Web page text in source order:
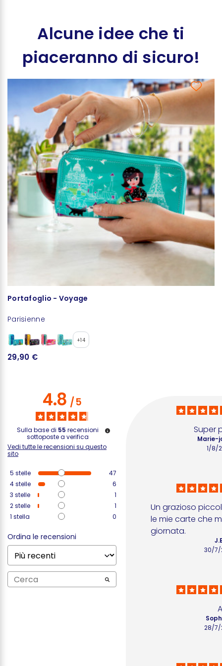
Alcune idee che ti
piaceranno di sicuro!
Portafoglio - Voyage
Parisienne
+14
29,90 €
4.8/5
Sulla base di 55 recensioni
sottoposte a verifica
Vedi tutte le recensioni su questo
sito
5 stelle
47
4stelle
6
3 stelle
1
2stelle
1
1 stella 0
Ordina le recensioni
Super
1/8/
Marie-
Un grazioso
le mie carte che
giornata.
30/7/
A
28/7/